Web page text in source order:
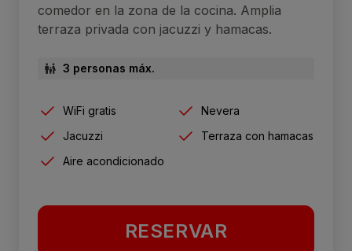
comedor en la zona de la cocina. Amplia
terraza privada con jacuzzi y hamacas.
3 personas máx.
WiFi gratis
Nevera
Jacuzzi
Terraza con hamacas
Aire acondicionado
RESERVAR